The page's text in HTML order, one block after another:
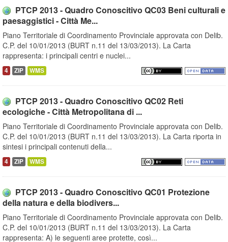
PTCP 2013 - Quadro Conoscitivo QC03 Beni culturali e
paesaggistici - Città Me...
Piano Territoriale di Coordinamento Provinciale approvata con Delib.
C.P. del 10/01/2013 (BURT n.11 del 13/03/2013). La Carta
rappresenta: i principali centri e nuclei...
4 ZIP WMS
PTCP 2013 - Quadro Conoscitivo QC02 Reti
ecologiche - Città Metropolitana di ...
Piano Territoriale di Coordinamento Provinciale approvata con Delib.
C.P. del 10/01/2013 (BURT n.11 del 13/03/2013). La Carta riporta in
sintesi i principali contenuti della...
4 ZIP WMS
PTCP 2013 - Quadro Conoscitivo QC01 Protezione
della natura e della biodivers...
Piano Territoriale di Coordinamento Provinciale approvata con Delib.
C.P. del 10/01/2013 (BURT n.11 del 13/03/2013). La Carta
rappresenta: A) le seguenti aree protette, così...